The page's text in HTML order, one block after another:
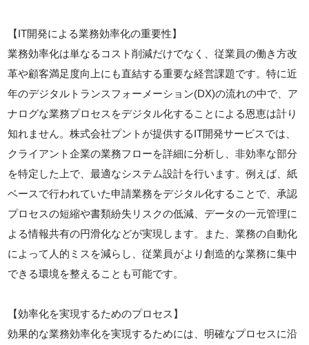
【IT開発による業務効率化の重要性】
業務効率化は単なるコスト削減だけでなく、従業員の働き方改
革や顧客満足度向上にも直結する重要な経営課題です。特に近
年のデジタルトランスフォーメーション(DX)の流れの中で、ア
ナログな業務プロセスをデジタル化することによる恩恵は計り
知れません。株式会社プントが提供するIT開発サービスでは、
クライアント企業の業務フローを詳細に分析し、非効率な部分
を特定した上で、最適なシステム設計を行います。例えば、紙
ベースで行われていた申請業務をデジタル化することで、承認
プロセスの短縮や書類紛失リスクの低減、データの一元管理に
よる情報共有の円滑化などが実現します。また、業務の自動化
によって人的ミスを減らし、従業員がより創造的な業務に集中
できる環境を整えることも可能です。
【効率化を実現するためのプロセス】
効果的な業務効率化を実現するためには、明確なプロセスに沿